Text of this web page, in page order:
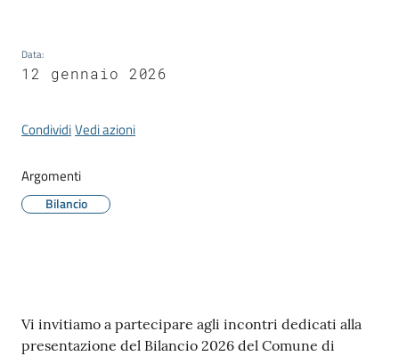
Tutti
argomenti...
Seguici
Data:
12 gennaio 2026
CondividiVedi azioni
Argomenti
Bilancio
Contenuto
Vi invitiamo a partecipare agli incontri dedicati alla
presentazione del Bilancio 2026 del Comune di